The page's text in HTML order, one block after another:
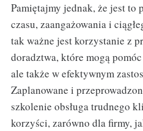
Pamiętajmy jednak, że jest to
czasu, zaangażowania i
tak ważne jest korzystanie z
doradztwa, które mogą
ale także w efektywnym
Zaplanowane i
szkolenie obsługa trudnego
korzyści, zarówno dla firmy,